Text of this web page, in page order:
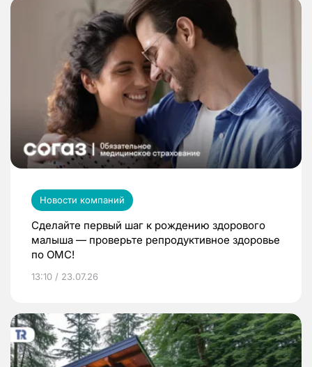
Новости компаний
Сделайте первый шаг к рождению здорового
малыша — проверьте репродуктивное здоровье
по ОМС!
13:10 / 23.07.26